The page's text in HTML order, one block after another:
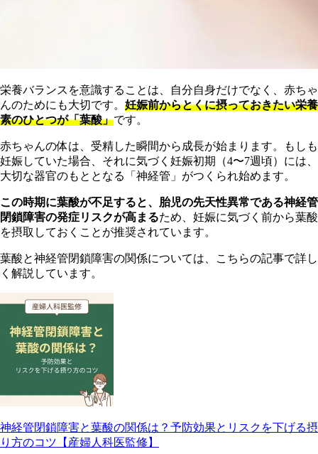
栄養バランスを意識することは、自分自身だけでなく、赤ちゃ
んのためにも大切です。 妊娠前からとくに摂っておきたい栄養
素のひとつが「葉酸」です。
赤ちゃんの体は、受精した瞬間から成長が始まります。もしも
妊娠していた場合、それに気づく妊娠初期（4〜7週頃）には、
大切な器官のもととなる「神経管」がつくられ始めます。
この時期に葉酸が不足すると、胎児の先天性異常である神経管
閉鎖障害の発症リスクが高まるため、妊娠に気づく前から葉酸
を摂取しておくことが推奨されています。
葉酸と神経管閉鎖障害の関係については、こちらの記事で詳し
く解説しています。
神経管閉鎖障害と葉酸の関係は？予防効果とリスクを下げる摂
り方のコツ【産婦人科医監修】